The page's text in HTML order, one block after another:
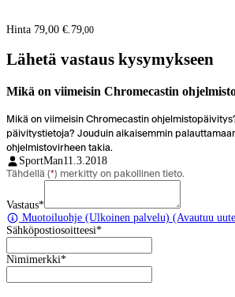
Hinta 79,00 €. 79,00
Lähetä vastaus kysymykseen
Mikä on viimeisin Chromecastin
Mikä on viimeisin Chromecastin
päivitystietoja? Jouduin aikaisemmin
ohjelmistovirheen takia.
SportMan11.3.2018
Tähdellä (*) merkitty on pakollinen tieto.
Vastaus*
Muotoiluohje (Ulkoinen palvelu) (Avautuu
Sähköpostiosoitteesi*
Nimimerkki*